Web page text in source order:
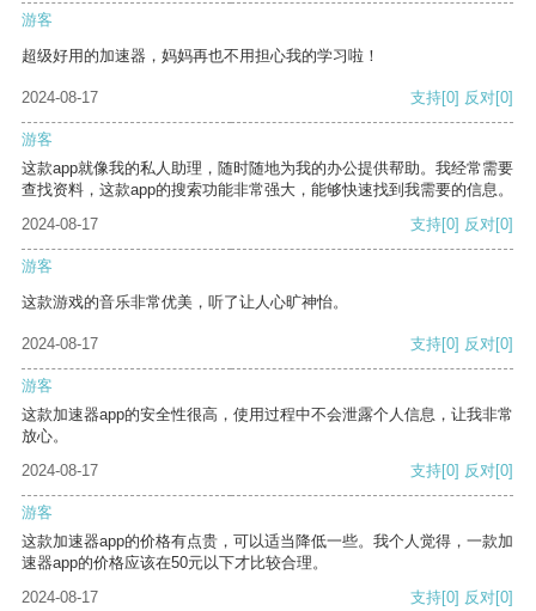
游客
超级好用的加速器，妈妈再也不用担心我的学习啦！
2024-08-17 支持[0] 反对[0]
游客
这款app就像我的私人助理，随时随地为我的办公提供帮助。我经常需要
查找资料，这款app的搜索功能非常强大，能够快速找到我需要的信息。
2024-08-17
支持[0] 反对[0]
游客
这款游戏的音乐非常优美，听了让人心旷神怡。
2024-08-17 支持[0] 反对[0]
游客
这款加速器app的安全性很高，使用过程中不会泄露个人信息，让我非常
放心。
2024-08-17
支持[0] 反对[0]
游客
这款加速器app的价格有点贵，可以适当降低一些。我个人觉得，一款加
速器app的价格应该在50元以下才比较合理。
2024-08-17
支持[0] 反对[0]